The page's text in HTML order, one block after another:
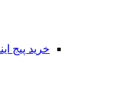
خرید پیج